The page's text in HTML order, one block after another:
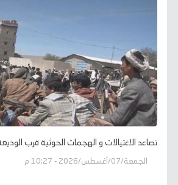
تصاعد الاغتيالات و الهجمات الحوثية قرب
الجمعة/07/أغسطس/2026 - 10:27 م